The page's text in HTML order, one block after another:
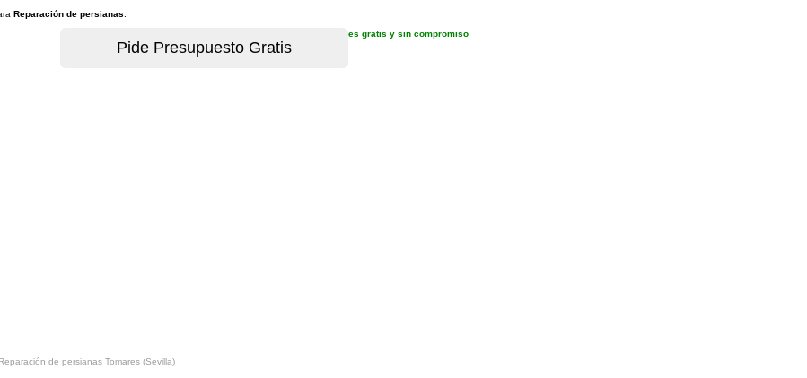
Reparación de persianas
es gratis y sin compromiso
Reparación de persianas Tomares (Sevilla)